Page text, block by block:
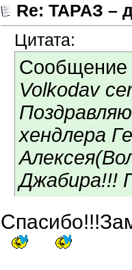
Re: ТАРАЗ –
Цитата:
Сообщение
Volkodav
хендлера
Джабира!!!